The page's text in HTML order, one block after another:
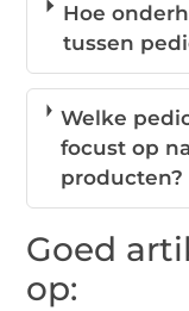
Hoe
tussen
Welke
focust op
producten?
Goed
op: